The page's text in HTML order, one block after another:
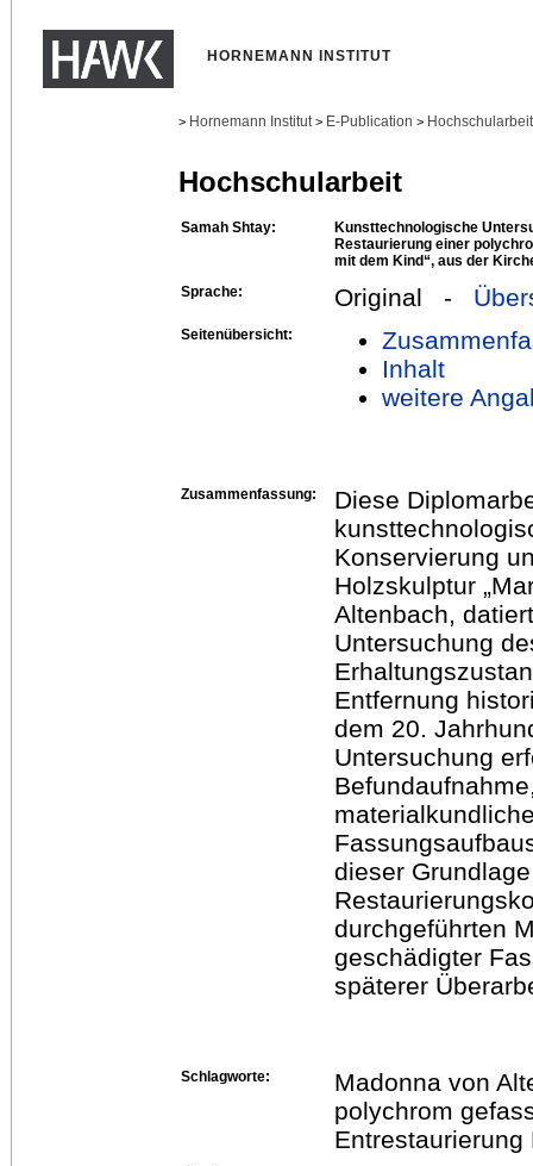
HORNEMANN INSTITUT
> Hornemann Institut > E-Publication >
Hochschularbeit
Samah Shtay:
Kunsttechnologische
Restaurierung einer
mit dem Kind“, aus der
Sprache:
Original -
Seitenübersicht:
Inhalt
weitere
Zusammenfassung:
Diese
Konservierung
Holzskulptur
Altenbach,
Untersuchung
Entfernung
dem 20.
Untersuchung
dieser
durchgeführten
geschädigter
späterer
Schlagworte:
Madonna von
polychrom